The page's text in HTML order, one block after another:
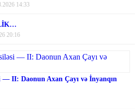
14:33
20:16
— II: Daonun Axan Çayı və İnyanqın